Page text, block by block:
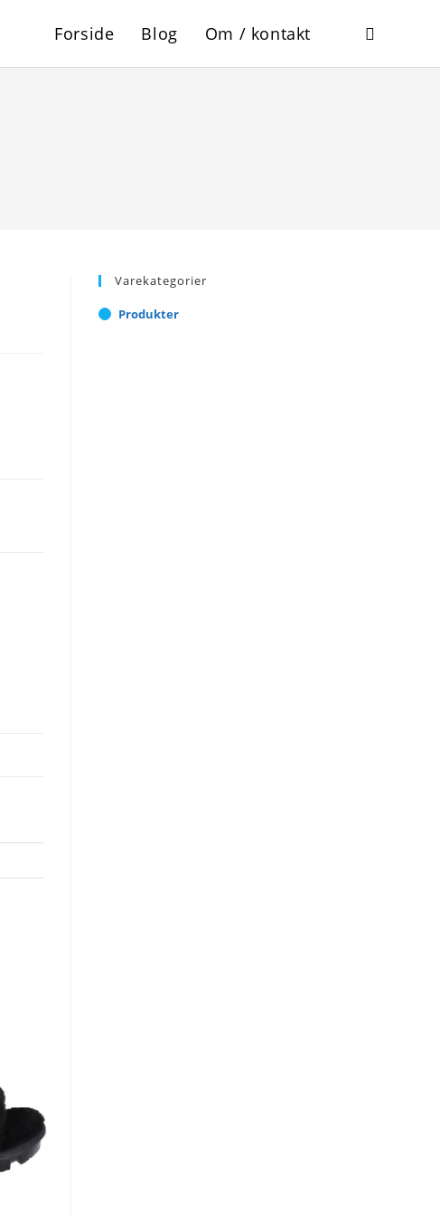
Forside Blog Om / kontakt Toggle
Varekategorier
Produkter